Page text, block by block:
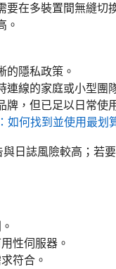
在多裝置間無縫切
。
的隱私政策。
線的家庭或小型團
，但已足以日常使
何找到並使用最划
日誌風險較高；若
性伺服器。
符合。